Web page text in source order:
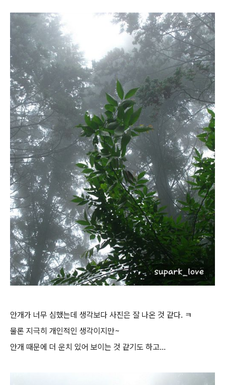
안개가 너무 심했는데 생각보다 사진은 잘 나온 것 같다. ㅋ
물론 지극히 개인적인 생각이지만~
안개 때문에 더 운치 있어 보이는 것 같기도 하고...